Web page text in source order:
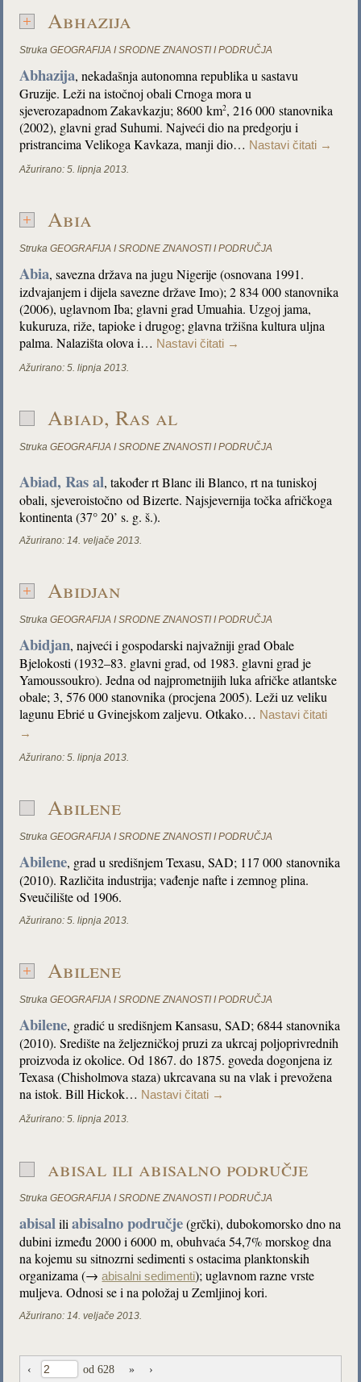
Abhazija
Struka GEOGRAFIJA I SRODNE ZNANOSTI I PODRUČJA
Abhazija, nekadašnja autonomna republika u sastavu
Gruzije. Leži na istočnoj obali Crnoga mora u
sjeverozapadnom Zakavkazju; 8600 km2, 216 000 stanovnika
(2002), glavni gradSuhumi. Najveći dio na predgorju i
pristrancima Velikoga Kavkaza, manji dio… Nastavi čitati →
Ažurirano: 5. lipnja 2013.
Abia
Struka GEOGRAFIJA I SRODNE ZNANOSTI I PODRUČJA
Abia, savezna država na jugu Nigerije (osnovana 1991.
izdvajanjem i dijela savezne države Imo); 2 834 000 stanovnika
(2006), uglavnom Iba; glavni grad Umuahia. Uzgoj jama,
kukuruza, riže, tapioke i drugog; glavna tržišna kultura uljna
palma. Nalazišta olova i… Nastavi čitati →
Ažurirano: 5. lipnja 2013.
Abiad, Ras al
Struka GEOGRAFIJA I SRODNE ZNANOSTI I PODRUČJA
Abiad, Ras al, također rt Blanc ili Blanco, rt na tuniskoj
obali, sjeveroistočno od Bizerte. Najsjevernija točka afričkoga
kontinenta (37° 20’ s. g. š.).
Ažurirano: 14. veljače 2013.
Abidjan
Struka GEOGRAFIJA I SRODNE ZNANOSTI I PODRUČJA
Abidjan, najveći i gospodarski najvažniji grad Obale
Bjelokosti (1932–83. glavni grad, od 1983. glavni grad je
Yamoussoukro). Jedna od najprometnijih luka afričke atlantske
obale; 3, 576 000 stanovnika (procjena 2005). Leži uz veliku
lagunu Ebrié u Gvinejskom zaljevu. Otkako… Nastavi čitati
→
Ažurirano: 5. lipnja 2013.
Abilene
Struka GEOGRAFIJA I SRODNE ZNANOSTI I PODRUČJA
Abilene, grad u središnjem Texasu, SAD; 117 000 stanovnika
(2010). Različita industrija; vađenje nafte i zemnog plina.
Sveučilište od 1906.
Ažurirano: 5. lipnja 2013.
Abilene
Struka GEOGRAFIJA I SRODNE ZNANOSTI I PODRUČJA
Abilene, gradić u središnjem Kansasu, SAD; 6844 stanovnika
(2010). Središte na željezničkoj pruzi za ukrcaj poljoprivrednih
proizvoda iz okolice. Od 1867. do 1875. goveda dogonjena iz
Texasa (Chisholmova staza) ukrcavana su na vlak i prevožena
na istok. Bill Hickok… Nastavi čitati →
Ažurirano: 5. lipnja 2013.
abisal ili abisalno područje
Struka GEOGRAFIJA I SRODNE ZNANOSTI I PODRUČJA
abisaliliabisalno područje(grčki), dubokomorsko dno na
dubini između 2000 i 6000 m, obuhvaća 54,7% morskog dna
na kojemu su sitnozrni sedimenti s ostacima planktonskih
organizama (→abisalni sedimenti); uglavnom razne vrste
muljeva. Odnosi se i na položaj u Zemljinoj kori.
Ažurirano: 14. veljače 2013.
‹ od 628 » ›